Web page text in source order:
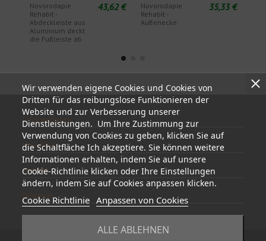
Novorodapie
Rehabit -
Abdeckleiste aus
Aluminium deckt
die Fußleiste ab
43,62 €
Novorodapie
Rehabit -
Außenecke
35,33 €
Wir verwenden eigene Cookies und Cookies von
Dritten für das reibungslose Funktionieren der
Website und zur Verbesserung unserer
Dienstleistungen. Um Ihre Zustimmung zur
Verwendung von Cookies zu geben, klicken Sie auf
die Schaltfläche Ich akzeptiere. Sie können weitere
Informationen erhalten, indem Sie auf unsere
Cookie-Richtlinie klicken oder Ihre Einstellungen
ändern, indem Sie auf Cookies anpassen klicken.
Cookie Richtlinie Anpassen von Cookies
ALLE ABLEHNEN
Informationen
Mein Konto
Kontakt
Follow us